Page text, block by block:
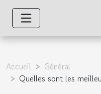
Accueil
Général
Quelles sont les